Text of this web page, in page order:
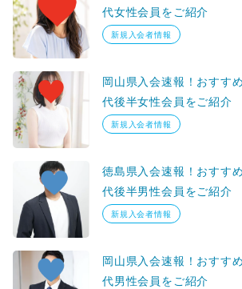
代女性会員をご紹介
新規入会者情報
岡山県入会速報！おすす
代後半女性会員をご紹介
新規入会者情報
徳島県入会速報！おすす
代後半男性会員をご紹介
新規入会者情報
岡山県入会速報！おすす
代男性会員をご紹介